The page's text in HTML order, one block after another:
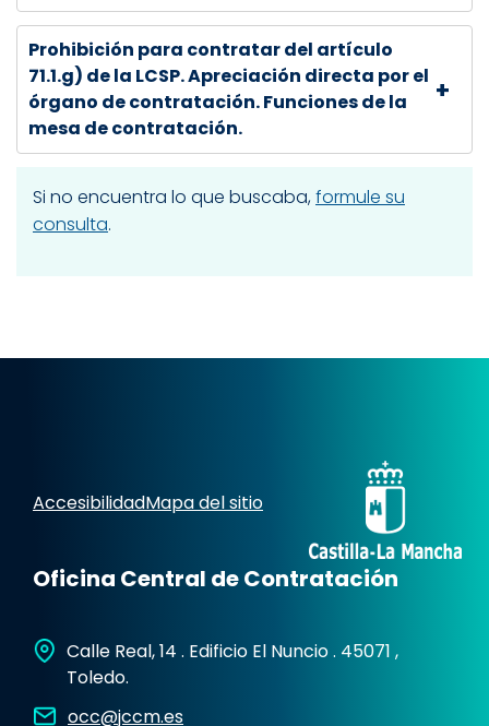
Prohibición para contratar del artículo
71.1.g) de la LCSP. Apreciación directa por el
órgano de contratación. Funciones de la
mesa de contratación.
Si no encuentra lo que buscaba,formule su
consulta.
Oficina Central de Contratación
Calle Real, 14 . Edificio El Nuncio . 45071 ,
Toledo.
occ@jccm.es
AccesibilidadMapa del sitio